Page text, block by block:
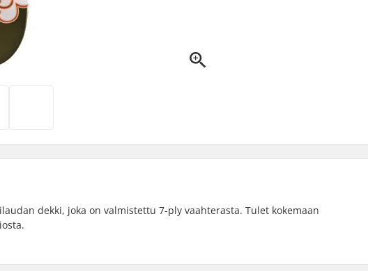
dekki, joka on valmistettu 7-ply vaahterasta. Tulet kokemaan